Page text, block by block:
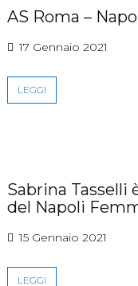
AS Roma –
17 Gennaio 2021
LEGGI
Sabrina Tasselli
del Napoli
15 Gennaio 2021
LEGGI